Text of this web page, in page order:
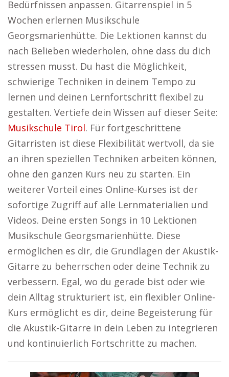
Bedürfnissen anpassen. Gitarrenspiel in 5
Wochen erlernen Musikschule
Georgsmarienhütte. Die Lektionen kannst du
nach Belieben wiederholen, ohne dass du dich
stressen musst. Du hast die Möglichkeit,
schwierige Techniken in deinem Tempo zu
lernen und deinen Lernfortschritt flexibel zu
gestalten. Vertiefe dein Wissen auf dieser Seite:
Musikschule Tirol. Für fortgeschrittene
Gitarristen ist diese Flexibilität wertvoll, da sie
an ihren speziellen Techniken arbeiten können,
ohne den ganzen Kurs neu zu starten. Ein
weiterer Vorteil eines Online-Kurses ist der
sofortige Zugriff auf alle Lernmaterialien und
Videos. Deine ersten Songs in 10 Lektionen
Musikschule Georgsmarienhütte. Diese
ermöglichen es dir, die Grundlagen der Akustik-
Gitarre zu beherrschen oder deine Technik zu
verbessern. Egal, wo du gerade bist oder wie
dein Alltag strukturiert ist, ein flexibler Online-
Kurs ermöglicht es dir, deine Begeisterung für
die Akustik-Gitarre in dein Leben zu integrieren
und kontinuierlich Fortschritte zu machen.